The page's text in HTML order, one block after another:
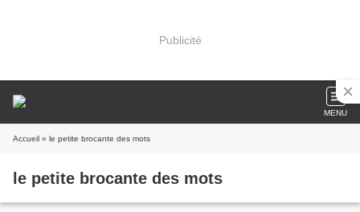
Publicité
MENU
Accueil » le petite brocante des mots
le petite brocante des mots